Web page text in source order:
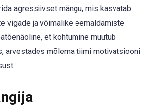
agressiivset mängu, mis kasvatab
vigade ja võimalike eemaldamiste
et kohtumine muutub
arvestades mõlema tiimi motivatsiooni